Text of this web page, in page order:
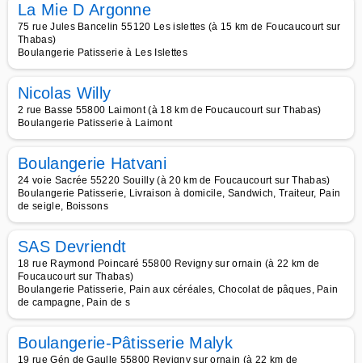
La Mie D Argonne
75 rue Jules Bancelin 55120 Les islettes (à 15 km de Foucaucourt sur
Thabas)
Boulangerie Patisserie à Les Islettes
Nicolas Willy
2 rue Basse 55800 Laimont (à 18 km de Foucaucourt sur Thabas)
Boulangerie Patisserie à Laimont
Boulangerie Hatvani
24 voie Sacrée 55220 Souilly (à 20 km de Foucaucourt sur Thabas)
Boulangerie Patisserie, Livraison à domicile, Sandwich, Traiteur, Pain
de seigle, Boissons
SAS Devriendt
18 rue Raymond Poincaré 55800 Revigny sur ornain (à 22 km de
Foucaucourt sur Thabas)
Boulangerie Patisserie, Pain aux céréales, Chocolat de pâques, Pain
de campagne, Pain de s
Boulangerie-Pâtisserie Malyk
19 rue Gén de Gaulle 55800 Revigny sur ornain (à 22 km de